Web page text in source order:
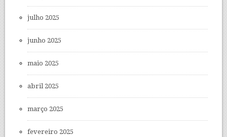
julho 2025
junho 2025
maio 2025
abril 2025
março 2025
fevereiro 2025